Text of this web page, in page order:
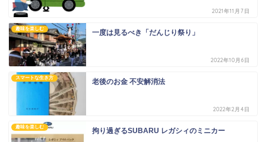
2021年11月7日
趣味を楽しむ 一度は見るべき「だんじり祭り」
2022年10月6日
スマートな生き方 老後のお金 不安解消法
2022年2月4日
趣味を楽しむ 拘り過ぎるSUBARU レガシィのミニカー